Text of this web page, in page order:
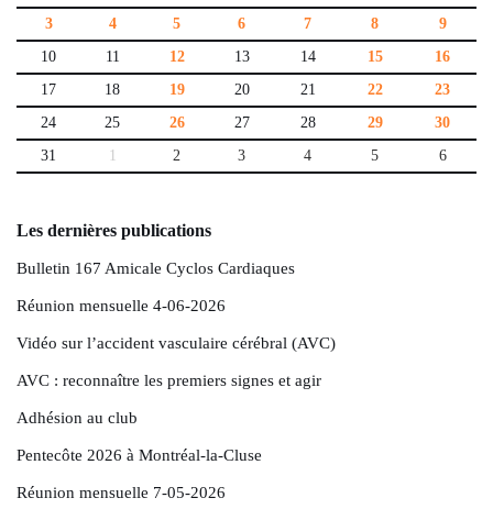
3
4 5 6 7 8
9
10
11 12 13 14 15
16
17
18 19 20 21 22
23
24
25 26 27 28 29
30
31
1 2 3 4 5 6
Les dernières publications
Bulletin 167 Amicale Cyclos Cardiaques
Réunion mensuelle 4-06-2026
Vidéo sur l’accident vasculaire cérébral (AVC)
AVC : reconnaître les premiers signes et agir
Adhésion au club
Pentecôte 2026 à Montréal-la-Cluse
Réunion mensuelle 7-05-2026